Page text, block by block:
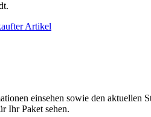
Artikel
einsehen sowie den aktuellen
Ihr Paket sehen.